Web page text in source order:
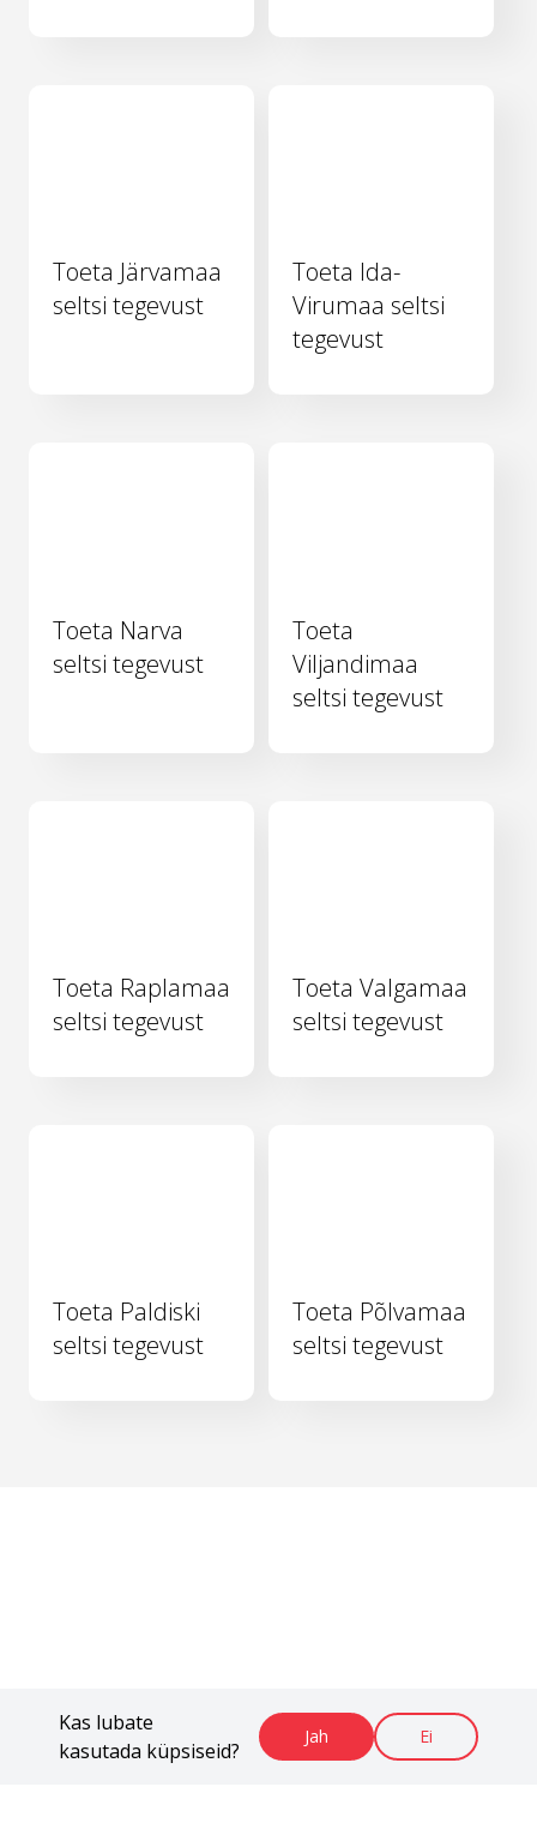
Kas lubate
kasutada küpsiseid?
Jah Ei
Toeta Järvamaa
seltsi tegevust
Toeta Ida-
Virumaa seltsi
tegevust
Toeta Narva
seltsi tegevust
Toeta
Viljandimaa
seltsi tegevust
Toeta Raplamaa
seltsi tegevust
Toeta Valgamaa
seltsi tegevust
Toeta Paldiski
seltsi tegevust
Toeta Põlvamaa
seltsi tegevust